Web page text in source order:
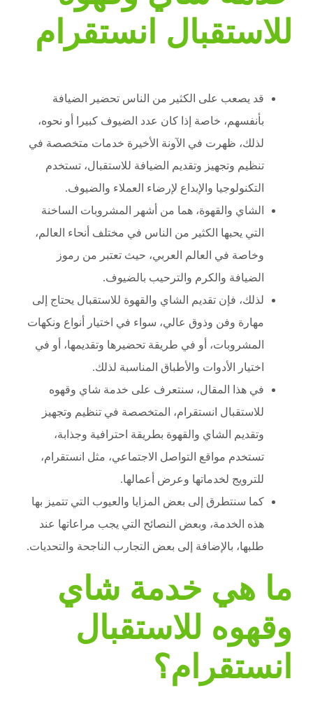
للاستقبال انستقرام
قد يصعب على الكثير من الناس تحضير الضيافة
بأنفسهم، خاصة إذا كان عدد الضيوف كبيرا أو نحوه،
لذلك، ظهرت في الآونة الأخيرة خدمات متخصصة في
تنظيم وتجهيز وتقديم الضيافة للاستقبال، تستخدم
التكنولوجيا والإبداع لإرضاء العملاء والضيوف.
الشاي والقهوة، هما من أشهر المشروبات الساخنة
التي يحبها الكثير من الناس في مختلف أنحاء العالم،
وخاصة في العالم العربي، حيث تعتبر من رموز
الضيافة والكرم والترحيب بالضيوف.
لذلك، فإن تقديم الشاي والقهوة للاستقبال يحتاج إلى
مهارة وفن وذوق عالي، سواء في اختيار أنواع ونكهات
المشروبات، أو في طريقة تحضيرها وتقديمها، أو في
اختيار الأدوات والأطباق المناسبة لذلك.
في هذا المقال، سنتعرف على خدمة شاي وقهوه
للاستقبال انستقرام، المتخصصة في تنظيم وتجهيز
وتقديم الشاي والقهوة بطريقة احترافية وجذابة،
تستخدم مواقع التواصل الاجتماعي، مثل انستقرام،
للترويج لخدماتها وعرض أعمالها.
كما سنتطرق إلى بعض المزايا والعيوب التي تتميز بها
هذه الخدمة، وبعض النصائح التي يجب مراعاتها عند
طلبها، بالإضافة إلى بعض التجارب الناجحة والتحديات.
ما هي خدمة شاي
وقهوه للاستقبال
انستقرام؟